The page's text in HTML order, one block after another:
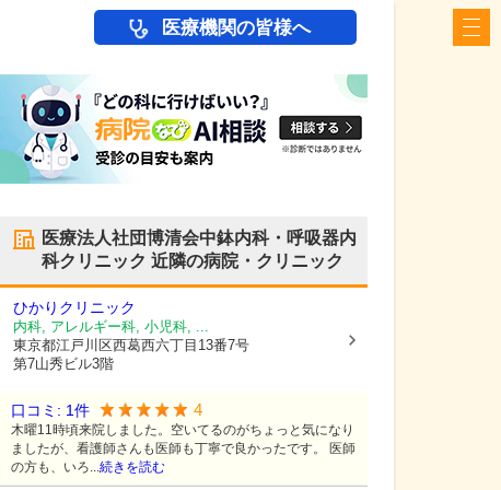
医療機関の皆様へ
医療法人社団博清会中鉢内科・呼吸器内
科クリニック 近隣の病院・クリニック
ひかりクリニック
内科, アレルギー科, 小児科, ...
東京都江戸川区西葛西六丁目13番7号
第7山秀ビル3階
口コミ: 1件 4
木曜11時頃来院しました。空いてるのがちょっと気になり
ましたが、看護師さんも医師も丁寧で良かったです。 医師
の方も、いろ...続きを読む